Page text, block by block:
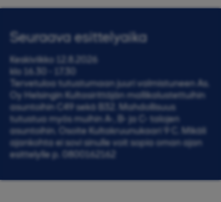
Seuraava esittelyaika
Keskiviikko 12.8.2026
klo 16.30 - 17.30
Tervetuloa tutustumaan juuri valmistuneen As.
Oy Helsingin Kultasirittäjän mallikalustettuihin
asuntoihin C49 sekä B32. Mahdollisuus
tutustua myös muihin A-, B- ja C- talojen
asuntoihin. Osoite Kultakruunukaari 9 C. Mikäli
ajankohta ei sovi sinulle voit sopia oman ajan
esittelylle p. 0800162162